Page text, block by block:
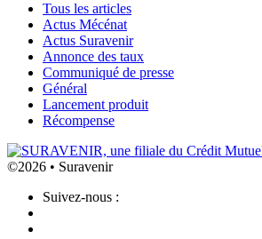
Tous les articles
Actus Mécénat
Actus Suravenir
Annonce des taux
Communiqué de presse
Général
Lancement produit
Récompense
©2026 • Suravenir
Suivez-nous :